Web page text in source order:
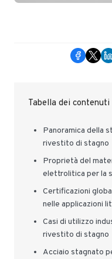
Tabella dei contenuti
Panoramica della
rivestito di stagno
Proprietà del
elettrolitica per la
Certificazioni
nelle applicazioni
Casi di utilizzo
rivestito di stagno
Acciaio stagnato